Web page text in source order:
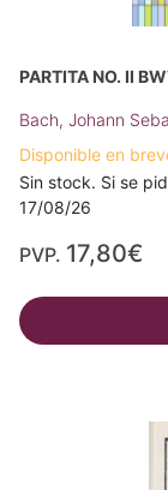
PARTITA NO. II
Bach, Johann
Disponible en
Sin stock. Si se
17/08/26
PVP. 17,80€